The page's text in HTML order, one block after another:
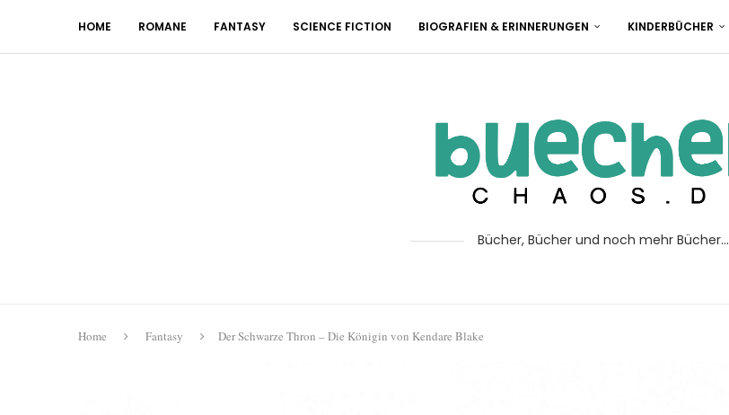
HOME ROMANE FANTASY SCIENCE FICTION BIOGRAFIEN & ERINNERUNGEN KINDERBÜCHER
Bücher, Bücher und noch mehr Bücher...
Home Fantasy Der Schwarze Thron – Die Königin von Kendare Blake